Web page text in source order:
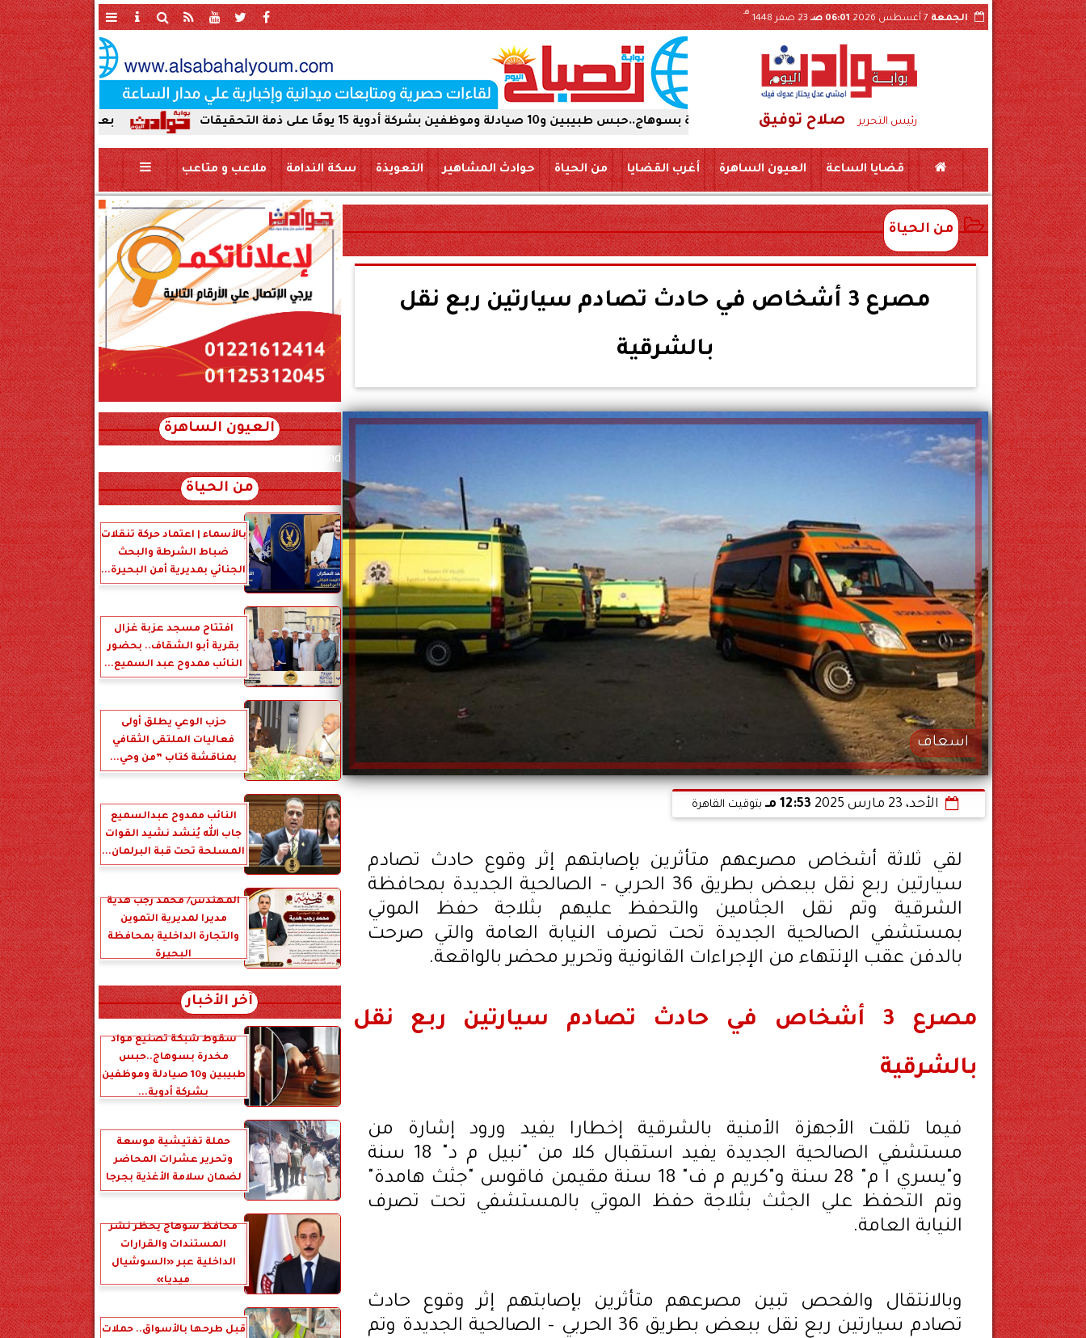
الجمعة7 أغسطس 2026 06:01 صـ 23 صفر 1448
هـ
رئيس التحرير صلاح توفيق بعد ضبط حمير مذبوحة في سقوط شبكة تصنيع مواد مخدرة بسوهاج..حبس طبيبين و10 صيادلة وموظفين بشركة أدوية 15 يومًا على ذمة التحقيقات بجرجا
قضايا الساعة العيون الساهرة أغرب القضايا من الحياة حوادث المشاهير التعويذة سكة الندامة ملاعب و متاعب
من الحياة
مصرع 3 أشخاص في حادث تصادم سيارتين ربع نقل
بالشرقية
اسعاف
الأحد، 23 مارس 2025 12:53 مـ بتوقيت القاهرة
لقي ثلاثة أشخاص مصرعهم متأثرين بإصابتهم إثر وقوع حادث تصادم
سيارتين ربع نقل ببعض بطريق 36 الحربي – الصالحية الجديدة بمحافظة
الشرقية وتم نقل الجثامين والتحفظ عليهم بثلاجة حفظ الموتي
بمستشفي الصالحية الجديدة تحت تصرف النيابة العامة والتي صرحت
بالدفن عقب الإنتهاء من الإجراءات القانونية وتحرير محضر بالواقعة.
مصرع 3 أشخاص في حادث تصادم سيارتين ربع نقل
بالشرقية
فيما تلقت الأجهزة الأمنية بالشرقية إخطارا يفيد ورود إشارة من
مستشفي الصالحية الجديدة يفيد استقبال كلا من "نبيل م د" 18 سنة
و"يسري ا م" 28 سنة و"كريم م ف" 18 سنة مقيمن فاقوس "جثث هامدة"
وتم التحفظ علي الجثث بثلاجة حفظ الموتي بالمستشفي تحت تصرف
النيابة العامة.
وبالانتقال والفحص تبين مصرعهم متأثرين بإصابتهم إثر وقوع حادث
تصادم سيارتين ربع نقل ببعض بطريق 36 الحربي – الصالحية الجديدة وتم
العيون الساهرة
xml_json/rss/~12.xml x0n not found
من الحياة
بالأسماء | اعتماد حركة تنقلات
ضباط الشرطة والبحث
الجنائي بمديرية أمن البحيرة...
افتتاح مسجد عزبة غزال
بقرية أبو الشقاف.. بحضور
النائب ممدوح عبد السميع...
حزب الوعي يطلق أولى
فعاليات الملتقى الثقافي
بمناقشة كتاب ”من وحي...
النائب ممدوح عبدالسميع
جاب الله يُنشد نشيد القوات
المسلحة تحت قبة البرلمان...
المهندس/ محمد رجب هدية
مديرا لمديرية التموين
والتجارة الداخلية بمحافظة
البحيرة
آخر الأخبار
سقوط شبكة تصنيع مواد
مخدرة بسوهاج..حبس
طبيبين و10 صيادلة وموظفين
بشركة أدوية...
حملة تفتيشية موسعة
وتحرير عشرات المحاضر
لضمان سلامة الأغذية بجرجا
محافظ سوهاج يحظر نشر
المستندات والقرارات
الداخلية عبر «السوشيال
ميديا»
قبل طرحها بالأسواق.. حملات